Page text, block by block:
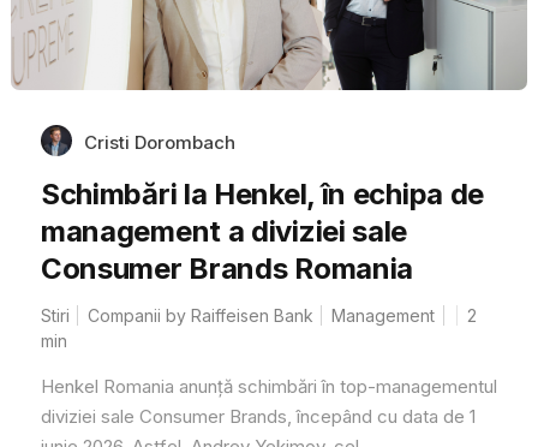
Cristi Dorombach
Schimbări la Henkel, în echipa de
management a diviziei sale
Consumer Brands Romania
Stiri Companii by Raiffeisen Bank Management
2
min
Henkel Romania anunță schimbări în top-managementul
diviziei sale Consumer Brands, începând cu data de 1